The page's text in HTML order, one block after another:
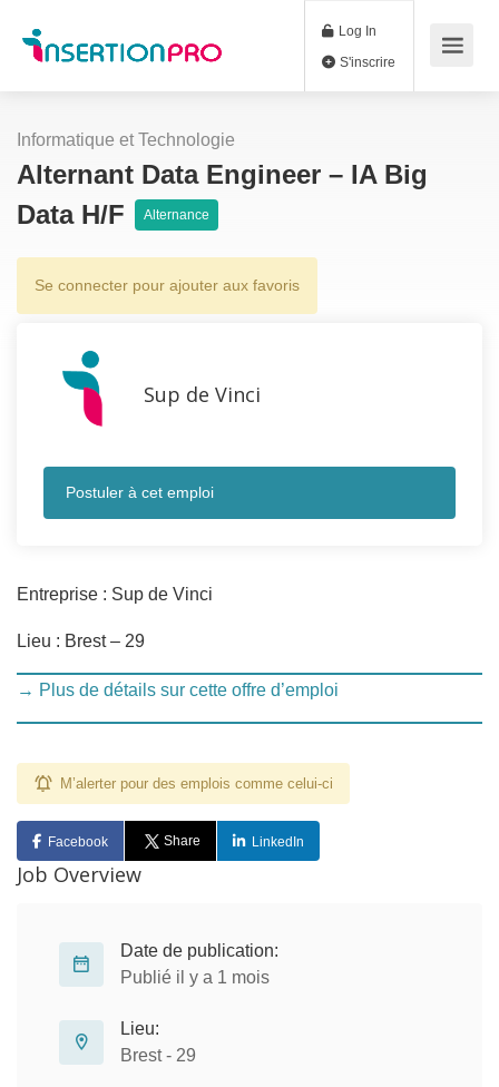
Log In
Informatique et Technologie
Alternant Data Engineer – IA Big
Data H/F
Alternance
Se connecter pour ajouter aux favoris
Sup de Vinci
Postuler à cet emploi
Entreprise : Sup de Vinci
Lieu : Brest – 29
→ Plus de détails sur cette offre d’emploi
M’alerter pour des emplois comme celui-ci
Facebook Share LinkedIn
Job Overview
Date de publication:
Publié il y a 1 mois
Lieu:
Brest - 29